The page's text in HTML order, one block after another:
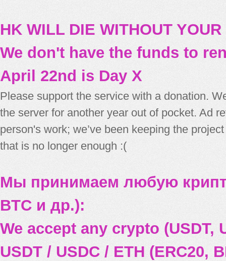
HK WILL DIE WITHOUT
We don't have the funds to
April 22nd is Day X
Please support the service with a donation.
the server for another year out of pocket. Ad
person's work; we’ve been keeping the
that is no longer enough :(
Мы принимаем любую
BTC и др.):
We accept any crypto (USDT,
USDT / USDC / ETH (ERC20,